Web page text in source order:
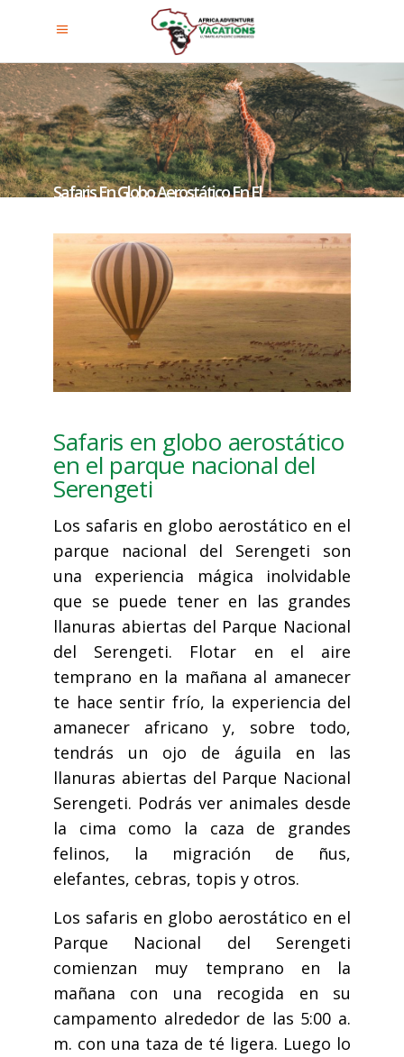
Safaris En Globo Aerostático En El
Parque Nacional Del Serengeti
Safaris en globo aerostático
en el parque nacional del
Serengeti
Los safaris en globo aerostático en el
parque nacional del Serengeti son
una experiencia mágica inolvidable
que se puede tener en las grandes
llanuras abiertas del Parque Nacional
del Serengeti. Flotar en el aire
temprano en la mañana al amanecer
te hace sentir frío, la experiencia del
amanecer africano y, sobre todo,
tendrás un ojo de águila en las
llanuras abiertas del Parque Nacional
Serengeti. Podrás ver animales desde
la cima como la caza de grandes
felinos, la migración de ñus,
elefantes, cebras, topis y otros.
Los safaris en globo aerostático en el
Parque Nacional del Serengeti
comienzan muy temprano en la
mañana con una recogida en su
campamento alrededor de las 5:00 a.
m. con una taza de té ligera. Luego lo